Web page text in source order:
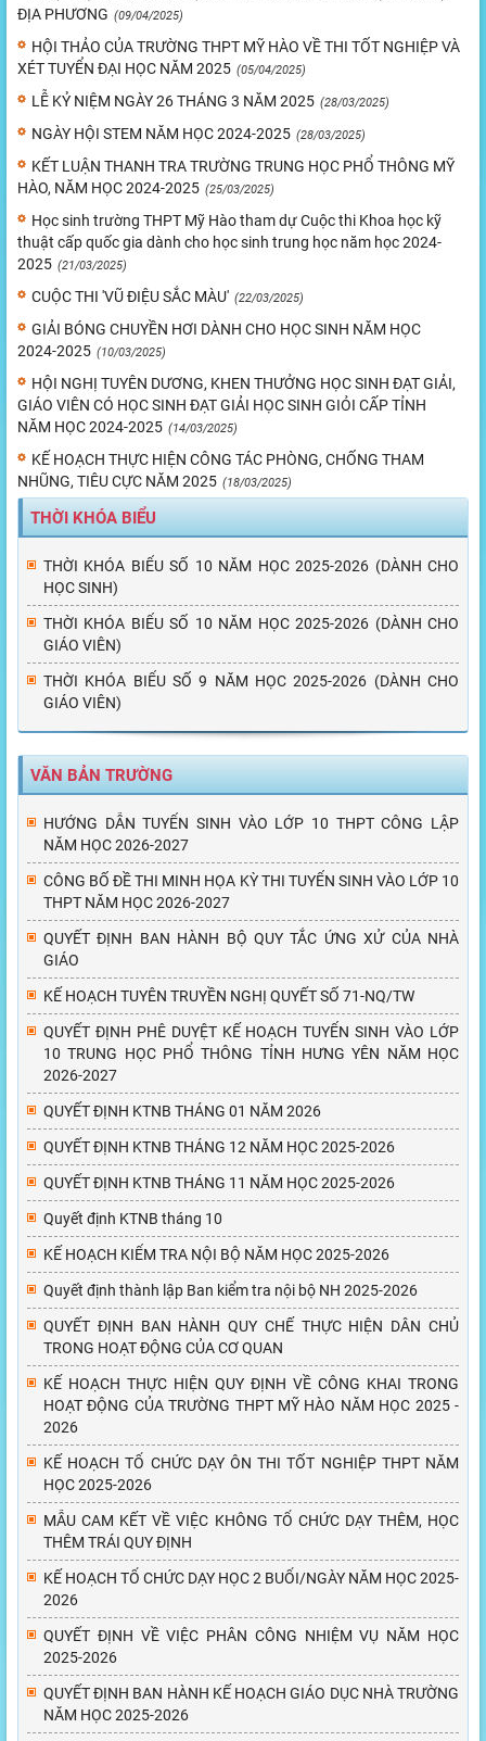
ĐỊA PHƯƠNG (09/04/2025)
HỘI THẢO CỦA TRƯỜNG THPT MỸ HÀO VỀ THI TỐT NGHIỆP VÀ
XÉT TUYỂN ĐẠI HỌC NĂM 2025 (05/04/2025)
LỄ KỶ NIỆM NGÀY 26 THÁNG 3 NĂM 2025 (28/03/2025)
NGÀY HỘI STEM NĂM HỌC 2024-2025 (28/03/2025)
KẾT LUẬN THANH TRA TRƯỜNG TRUNG HỌC PHỔ THÔNG MỸ
HÀO, NĂM HỌC 2024-2025 (25/03/2025)
Học sinh trường THPT Mỹ Hào tham dự Cuộc thi Khoa học kỹ
thuật cấp quốc gia dành cho học sinh trung học năm học 2024-
2025 (21/03/2025)
CUỘC THI 'VŨ ĐIỆU SẮC MÀU' (22/03/2025)
GIẢI BÓNG CHUYỀN HƠI DÀNH CHO HỌC SINH NĂM HỌC
2024-2025 (10/03/2025)
HỘI NGHỊ TUYÊN DƯƠNG, KHEN THƯỞNG HỌC SINH ĐẠT GIẢI,
GIÁO VIÊN CÓ HỌC SINH ĐẠT GIẢI HỌC SINH GIỎI CẤP TỈNH
NĂM HỌC 2024-2025 (14/03/2025)
KẾ HOẠCH THỰC HIỆN CÔNG TÁC PHÒNG, CHỐNG THAM
NHŨNG, TIÊU CỰC NĂM 2025 (18/03/2025)
THỜI KHÓA BIỂU
THỜI KHÓA BIỂU SỐ 10 NĂM HỌC 2025-2026 (DÀNH CHO
HỌC SINH)
THỜI KHÓA BIỂU SỐ 10 NĂM HỌC 2025-2026 (DÀNH CHO
GIÁO VIÊN)
THỜI KHÓA BIỂU SỐ 9 NĂM HỌC 2025-2026 (DÀNH CHO
GIÁO VIÊN)
VĂN BẢN TRƯỜNG
HƯỚNG DẪN TUYỂN SINH VÀO LỚP 10 THPT CÔNG LẬP
NĂM HỌC 2026-2027
CÔNG BỐ ĐỀ THI MINH HỌA KỲ THI TUYỂN SINH VÀO LỚP 10
THPT NĂM HỌC 2026-2027
QUYẾT ĐỊNH BAN HÀNH BỘ QUY TẮC ỨNG XỬ CỦA NHÀ
GIÁO
KẾ HOẠCH TUYÊN TRUYỀN NGHỊ QUYẾT SỐ 71-NQ/TW
QUYẾT ĐỊNH PHÊ DUYỆT KẾ HOẠCH TUYỂN SINH VÀO LỚP
10 TRUNG HỌC PHỔ THÔNG TỈNH HƯNG YÊN NĂM HỌC
2026-2027
QUYẾT ĐỊNH KTNB THÁNG 01 NĂM 2026
QUYẾT ĐỊNH KTNB THÁNG 12 NĂM HỌC 2025-2026
QUYẾT ĐỊNH KTNB THÁNG 11 NĂM HỌC 2025-2026
Quyết định KTNB tháng 10
KẾ HOẠCH KIỂM TRA NỘI BỘ NĂM HỌC 2025-2026
Quyết định thành lập Ban kiểm tra nội bộ NH 2025-2026
QUYẾT ĐỊNH BAN HÀNH QUY CHẾ THỰC HIỆN DÂN CHỦ
TRONG HOẠT ĐỘNG CỦA CƠ QUAN
KẾ HOẠCH THỰC HIỆN QUY ĐỊNH VỀ CÔNG KHAI TRONG
HOẠT ĐỘNG CỦA TRƯỜNG THPT MỸ HÀO NĂM HỌC 2025 -
2026
KẾ HOẠCH TỔ CHỨC DẠY ÔN THI TỐT NGHIỆP THPT NĂM
HỌC 2025-2026
MẪU CAM KẾT VỀ VIỆC KHÔNG TỔ CHỨC DẠY THÊM, HỌC
THÊM TRÁI QUY ĐỊNH
KẾ HOẠCH TỔ CHỨC DẠY HỌC 2 BUỔI/NGÀY NĂM HỌC 2025-
2026
QUYẾT ĐỊNH VỀ VIỆC PHÂN CÔNG NHIỆM VỤ NĂM HỌC
2025-2026
QUYẾT ĐỊNH BAN HÀNH KẾ HOẠCH GIÁO DỤC NHÀ TRƯỜNG
NĂM HỌC 2025-2026